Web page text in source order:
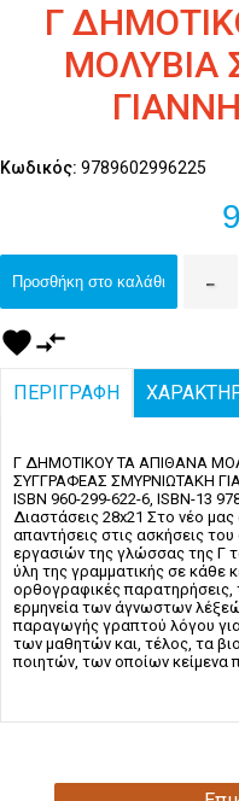
Γ
ΜΟΛΥΒΙΑ
Κωδικός: 9789602996225
Προσθήκη στο καλάθι -
favoritecompare_arrows
ΠΕΡΙΓΡΑΦΗ
Γ ΔΗΜΟΤΙΚΟΥ ΤΑ ΑΠΙΘΑΝΑ
ΣΥΓΓΡΑΦΕΑΣ ΣΜΥΡΝΙΩΤΑΚΗ
ISBN 960-299-622-6, ISBN-13
Διαστάσεις 28x21 Στο νέο
απαντήσεις στις ασκήσεις
εργασιών της γλώσσας της Γ
ύλη της γραμματικής σε κάθε
ορθογραφικές παρατηρήσεις,
ερμηνεία των άγνωστων
παραγωγής γραπτού λόγου
των μαθητών και, τέλος, τα
ποιητών, των οποίων κείμενα